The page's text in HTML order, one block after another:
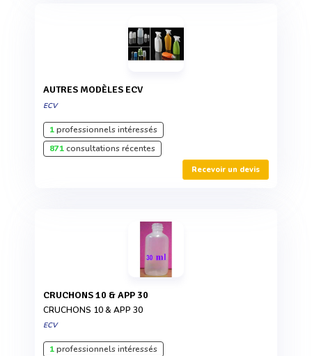
AUTRES MODÈLES ECV
ECV
1professionnels intéressés
871consultations récentes
Recevoir un devis
CRUCHONS 10 & APP 30
CRUCHONS 10 & APP 30
ECV
1professionnels intéressés